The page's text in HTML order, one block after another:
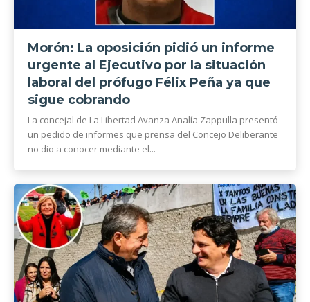
Morón: La oposición pidió un informe
urgente al Ejecutivo por la situación
laboral del prófugo Félix Peña ya que
sigue cobrando
La concejal de La Libertad Avanza Analía Zappulla presentó
un pedido de informes que prensa del Concejo Deliberante
no dio a conocer mediante el...